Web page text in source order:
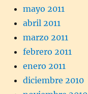
mayo 2011
abril 2011
marzo 2011
febrero 2011
enero 2011
diciembre 2010